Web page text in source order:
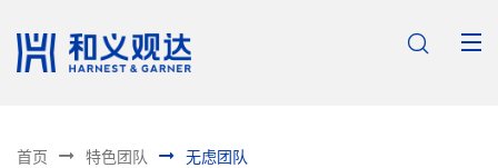

首页  特色团队  无虑团队